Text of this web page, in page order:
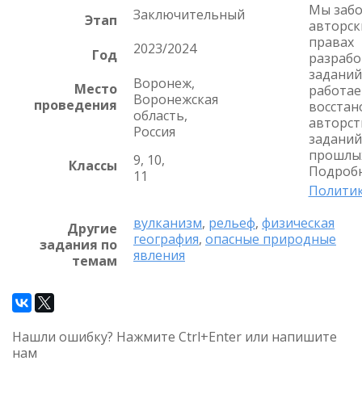
Этап
Заключительный
Год 2023/2024
Место
проведения
Воронеж,
Воронежская
область,
Россия
Классы
9, 10,
11
Мы
правах
заданий
Другие
задания по
темам
вулканизм, рельеф, физическая
география, опасные природные
явления
Нашли ошибку? Нажмите Ctrl+Enter или напишите
нам